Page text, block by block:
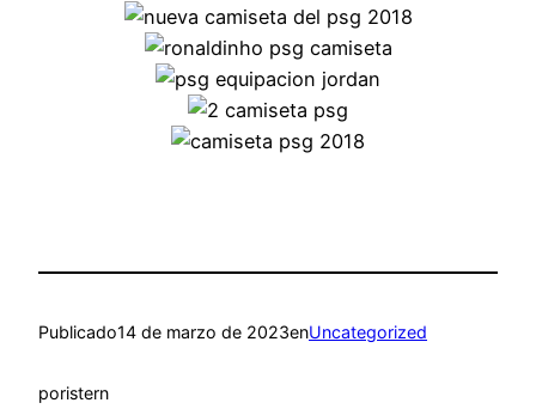
Publicado14 de marzo de 2023enUncategorized
poristern